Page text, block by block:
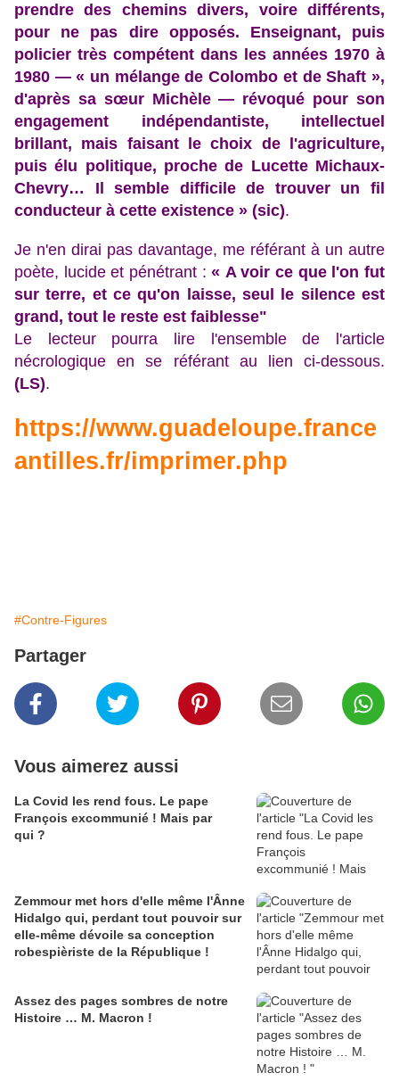
prendre des chemins divers, voire différents,
pour ne pas dire opposés. Enseignant, puis
policier très compétent dans les années 1970 à
1980 — « un mélange de Colombo et de Shaft »,
d'après sa sœur Michèle — révoqué pour son
engagement indépendantiste, intellectuel
brillant, mais faisant le choix de l'agriculture,
puis élu politique, proche de Lucette Michaux-
Chevry… Il semble difficile de trouver un fil
conducteur à cette existence » (sic).
Je n'en dirai pas davantage, me référant à un autre
poète, lucide et pénétrant :« A voir ce que l'on fut
sur terre, et ce qu'on laisse, seul le silence est
grand, tout le reste est faiblesse"
Le lecteur pourra lire l'ensemble de l'article
nécrologique en se référant au lien ci-dessous.
(LS).
https://www.guadeloupe.france
antilles.fr/imprimer.php
#Contre-Figures
Partager
Vous aimerez aussi
La Covid les rend fous. Le pape
François excommunié ! Mais par
qui ?
Zemmour met hors d'elle même l'Ânne
Hidalgo qui, perdant tout pouvoir sur
elle-même dévoile sa conception
robespièriste de la République !
Assez des pages sombres de notre
Histoire … M. Macron !